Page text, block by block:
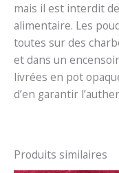
mais il est interdit
alimentaire. Les
toutes sur des
et dans un
livrées en pot
d’en garantir
Produits similaires